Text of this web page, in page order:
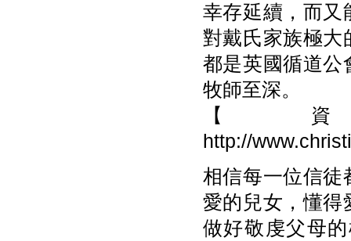
幸存延續，而又
對戴氏家族極大
都是英國循道公
牧師至深。
【
http://
相信每一位信徒
愛的兒女，懂得
做好敬虔父母